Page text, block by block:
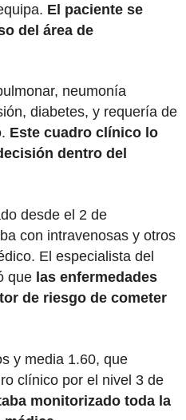
El paciente se
del área de
neumonía
diabetes, y requería de
Este cuadro clínico lo
dentro del
desde el 2 de
con intravenosas y otros
El especialista del
que las enfermedades
de riesgo de cometer
y media 1.60, que
clínico por el nivel 3 de
monitorizado toda la